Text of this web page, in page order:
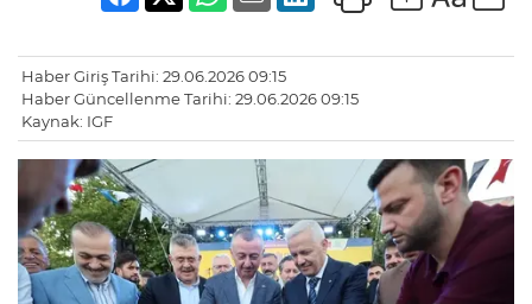
Haber Giriş Tarihi: 29.06.2026 09:15
Haber Güncellenme Tarihi: 29.06.2026 09:15
Kaynak: IGF